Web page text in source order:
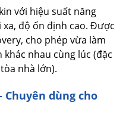
với hiệu suất năng
độ ổn định cao. Được
cho phép vừa làm
nhau cùng lúc (đặc
nhà lớn).
Chuyên dùng cho